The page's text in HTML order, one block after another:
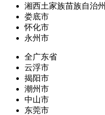
湘西土家族苗族自治州
娄底市
怀化市
永州市
全广东省
云浮市
揭阳市
潮州市
中山市
东莞市